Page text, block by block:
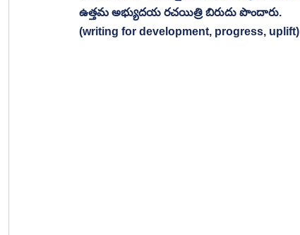
ఉత్తమ అభ్యుదయ రచయిత్రి బిరుదు పొందారు.
(writing for development, progress, uplift)